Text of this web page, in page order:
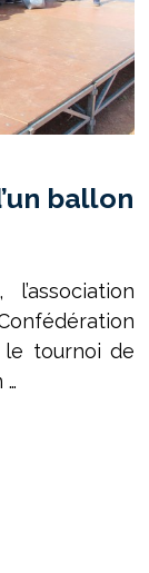
ballon
le tournoi de